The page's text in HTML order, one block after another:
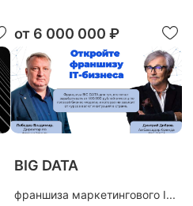
от 6 000 000 ₽
BIG DATA
франшиза маркетингового I...